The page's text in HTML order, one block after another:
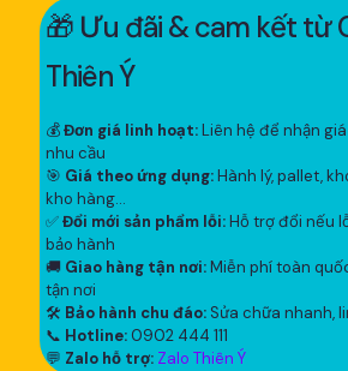
🎁 Ưu đãi & cam kết từ
Thiên Ý
💰Đơn giá linh hoạt:Liên hệ để nhận
nhu cầu
🎯 Giá theo ứng dụng:Hành lý, pallet,
kho hàng...
✅Đổi mới sản phẩm lỗi:Hỗ trợ đổi nếu
bảo hành
🚚 Giao hàng tận nơi:Miễn phí toàn
tận nơi
🛠 Bảo hành chu đáo: Sửa chữa nhanh,
📞 Hotline: 0902 444 111
💬 Zalo hỗ trợ: Zalo Thiên Ý